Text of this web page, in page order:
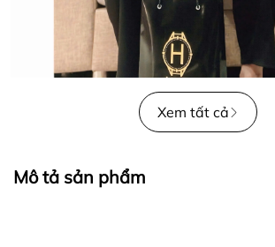
Xem tất cả
Mô tả sản phẩm